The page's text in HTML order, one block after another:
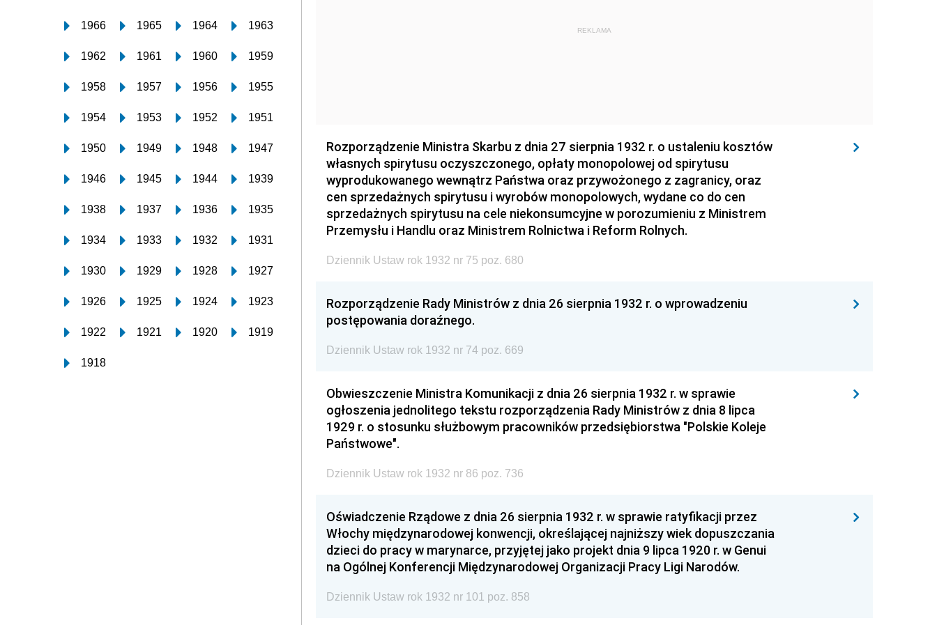
1966 1965 1964 1963
1962 1961 1960 1959
1958 1957 1956 1955
1954 1953 1952 1951
1950 1949 1948 1947
1946 1945 1944 1939
1938 1937 1936 1935
1934 1933 1932 1931
1930 1929 1928 1927
1926 1925 1924 1923
1922 1921 1920 1919
1918
REKLAMA
Rozporządzenie Ministra Skarbu z dnia 27 sierpnia 1932 r. o ustaleniu kosztów
własnych spirytusu oczyszczonego, opłaty monopolowej od spirytusu
wyprodukowanego wewnątrz Państwa oraz przywożonego z zagranicy, oraz
cen sprzedażnych spirytusu i wyrobów monopolowych, wydane co do cen
sprzedażnych spirytusu na cele niekonsumcyjne w porozumieniu z Ministrem
Przemysłu i Handlu oraz Ministrem Rolnictwa i Reform Rolnych.
Dziennik Ustaw rok 1932 nr 75 poz. 680
Rozporządzenie Rady Ministrów z dnia 26 sierpnia 1932 r. o wprowadzeniu
postępowania doraźnego.
Dziennik Ustaw rok 1932 nr 74 poz. 669
Obwieszczenie Ministra Komunikacji z dnia 26 sierpnia 1932 r. w sprawie
ogłoszenia jednolitego tekstu rozporządzenia Rady Ministrów z dnia 8 lipca
1929 r. o stosunku służbowym pracowników przedsiębiorstwa "Polskie Koleje
Państwowe".
Dziennik Ustaw rok 1932 nr 86 poz. 736
Oświadczenie Rządowe z dnia 26 sierpnia 1932 r. w sprawie ratyfikacji przez
Włochy międzynarodowej konwencji, określającej najniższy wiek dopuszczania
dzieci do pracy w marynarce, przyjętej jako projekt dnia 9 lipca 1920 r. w Genui
na Ogólnej Konferencji Międzynarodowej Organizacji Pracy Ligi Narodów.
Dziennik Ustaw rok 1932 nr 101 poz. 858